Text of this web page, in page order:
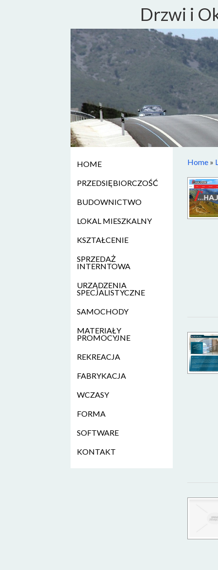
Drzwi i
HOME
PRZEDSIĘBIORCZOŚĆ
BUDOWNICTWO
LOKAL MIESZKALNY
KSZTAŁCENIE
SPRZEDAŻ
INTERNTOWA
URZĄDZENIA
SPECJALISTYCZNE
SAMOCHODY
MATERIAŁY
PROMOCYJNE
REKREACJA
FABRYKACJA
WCZASY
FORMA
SOFTWARE
KONTAKT
Home »